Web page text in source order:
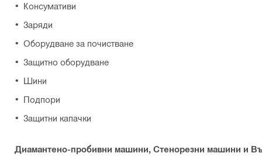
Консумативи
Заряди
Оборудване за почистване
Защитно оборудване
Шини
Подпори
Защитни капачки
Диамантено-пробивни машини, Стенорезни машини и